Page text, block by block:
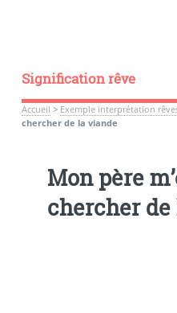
Signification rêve
Accueil > Exemple interprétation
chercher de la viande
Mon père
chercher